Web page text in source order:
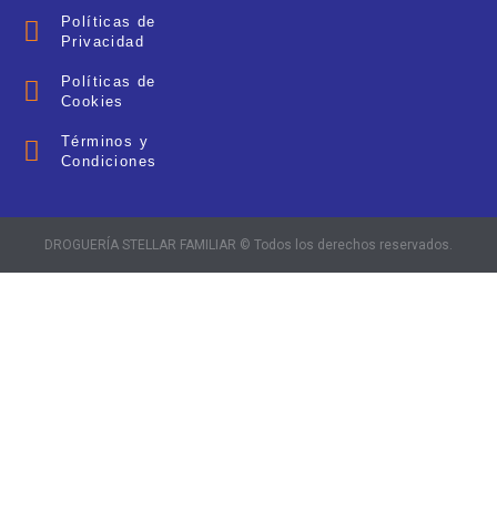
Políticas de
Privacidad
Políticas de
Cookies
Términos y
Condiciones
DROGUERÍA STELLAR FAMILIAR © Todos los derechos reservados.